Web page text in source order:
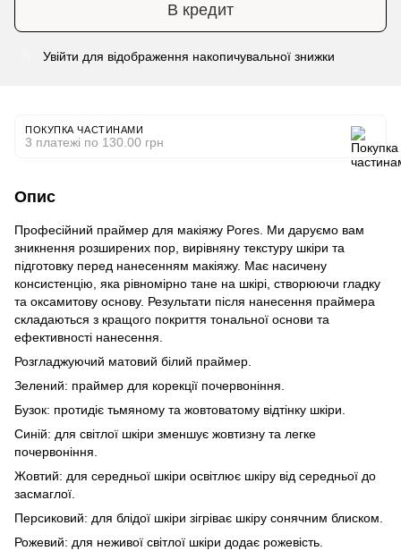
В кредит
Увійти для відображення накопичувальної знижки
ПОКУПКА ЧАСТИНАМИ
3 платежі по 130.00 грн
Опис
Професійний праймер для макіяжу Pores. Ми даруємо вам
зникнення розширених пор, вирівняну текстуру шкіри та
підготовку перед нанесенням макіяжу. Має насичену
консистенцію, яка рівномірно тане на шкірі, створюючи гладку
та оксамитову основу. Результати після нанесення праймера
складаються з кращого покриття тональної основи та
ефективності нанесення.
Розгладжуючий матовий білий праймер.
Зелений: праймер для корекції почервоніння.
Бузок: протидіє тьмяному та жовтоватому відтінку шкіри.
Синій: для світлої шкіри зменшує жовтизну та легке
почервоніння.
Жовтий: для середньої шкіри освітлює шкіру від середньої до
засмаглої.
Персиковий: для блідої шкіри зігріває шкіру сонячним блиском.
Рожевий: для неживої світлої шкіри додає рожевість.